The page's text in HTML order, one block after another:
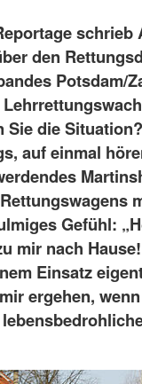
schrieb
den
Potsdam/
Sie die
auf einmal
Gefühl:
mir nach
Einsatz
ergehen,